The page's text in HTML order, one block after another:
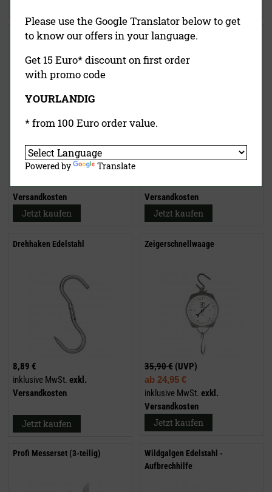
Spezial-Drehhaken (4-fach)
22,90 €(UVP)
ab18,95 €
inklusive MwSt.exkl.
Versandkosten
Jetzt kaufen
Wildbergehilfe
59,00 €(UVP)
inklusive MwSt.exkl.
Versandkosten
Jetzt kaufen
Drehhaken Edelstahl
8,89 €
inklusive MwSt. exkl.
Versandkosten
Jetzt kaufen
Zeigerschnellwaage
35,90 € (UVP)
ab 24,95 €
inklusive MwSt. exkl.
Versandkosten
Jetzt kaufen
Profi Messerset (3-teilig)
Wildgalgen Edelstahl -
Aufbrechhilfe
Please use the Google Translator below to get
to know our offers in your language.
Get 15 Euro* discount on first order
with promo code
YOURLANDIG
* from 100 Euro order value.
Powered by Translate